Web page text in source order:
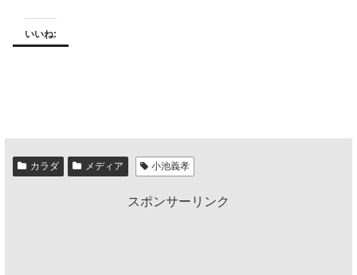
いいね:
カラダ メディア 小池義孝
スポンサーリンク